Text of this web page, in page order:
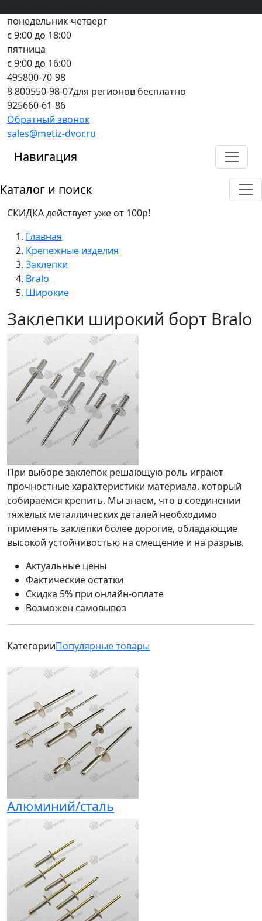
понедельник-четверг
с 9:00 до 18:00
пятница
с 9:00 до 16:00
495800-70-98
8 800550-98-07для регионов бесплатно
925660-61-86
Обратный звонок
sales@metiz-dvor.ru
Навигация
Каталог и поиск
СКИДКА действует уже от 100р!
Главная
Крепежные изделия
Заклепки
Bralo
Широкие
Заклепки широкий борт Bralo
При выборе заклёпок решающую роль играют
прочностные характеристики материала, который
собираемся крепить. Мы знаем, что в соединении
тяжёлых металлических деталей необходимо
применять заклёпки более дорогие, обладающие
высокой устойчивостью на смещение и на разрыв.
Актуальные цены
Фактические остатки
Скидка 5% при онлайн-оплате
Возможен самовывоз
КатегорииПопулярные товары
Алюминий/сталь